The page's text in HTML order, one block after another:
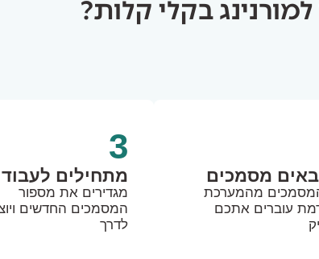
בקלי קלות?
מסמכים
מהמערכת
עוברים אתכם
3
מתחילים לעבוד
מגדירים את מספור
המסמכים החדשים
לדרך